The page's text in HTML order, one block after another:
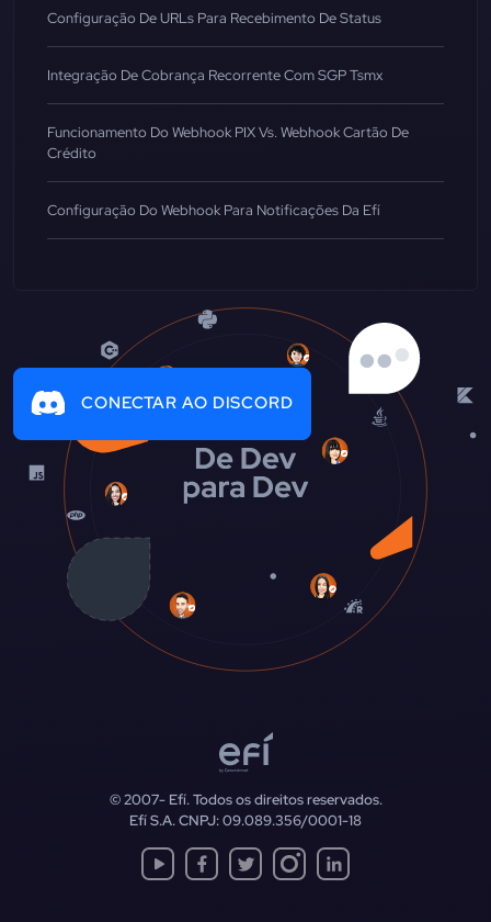
Configuração De URLs Para Recebimento De Status
Integração De Cobrança Recorrente Com SGP Tsmx
Funcionamento Do Webhook PIX Vs. Webhook Cartão De
Crédito
Configuração Do Webhook Para Notificações Da Efí
CONECTAR AO DISCORD
© 2007-Efí. Todos os direitos reservados.
Efí S.A. CNPJ: 09.089.356/0001-18